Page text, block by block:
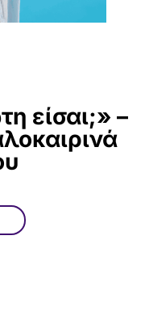
είσαι;» –